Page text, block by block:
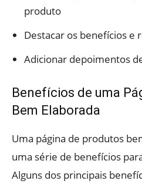
produto
Destacar os benefícios e
Adicionar depoimentos
Benefícios de uma
Bem Elaborada
Uma página de produtos
uma série de benefícios
Alguns dos principais